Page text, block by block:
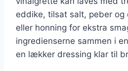
eddike, tilsat salt, peber og
eller honning for ekstra
ingredienserne sammen i
en lækker dressing klar til